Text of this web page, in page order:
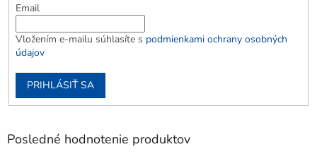
Email
Vložením e-mailu súhlasíte s podmienkami ochrany osobných
údajov
PRIHLÁSIŤ SA
Posledné hodnotenie produktov